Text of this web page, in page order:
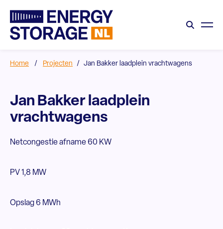
Home / Projecten / Jan Bakker laadplein vrachtwagens
Jan Bakker laadplein
vrachtwagens
Netcongestie afname 60 KW
PV 1,8 MW
Opslag 6 MWh